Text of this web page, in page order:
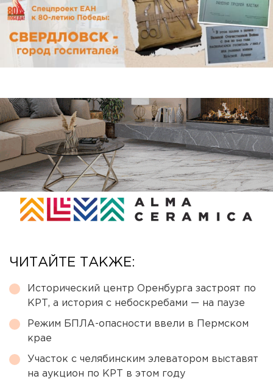
ЧИТАЙТЕ ТАКЖЕ:
Исторический центр Оренбурга застроят по
КРТ, а история с небоскребами — на паузе
Режим БПЛА-опасности ввели в Пермском
крае
Участок с челябинским элеватором выставят
на аукцион по КРТ в этом году